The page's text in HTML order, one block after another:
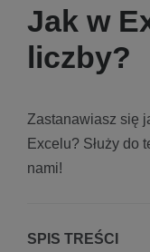
Jak w
liczby?
Zastanawiasz się
Excelu? Służy do
nami!
SPIS TREŚCI